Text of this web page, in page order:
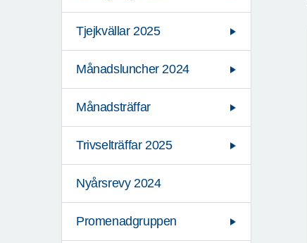
Tjejkvällar 2025
Månadsluncher 2024
Månadsträffar
Trivselträffar 2025
Nyårsrevy 2024
Promenadgruppen